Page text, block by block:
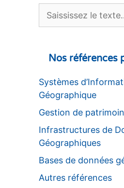
Rechercher
Nos références
Systèmes
Géographique
Gestion de
Infrastructures de
Géographiques
Bases de données
Autres références